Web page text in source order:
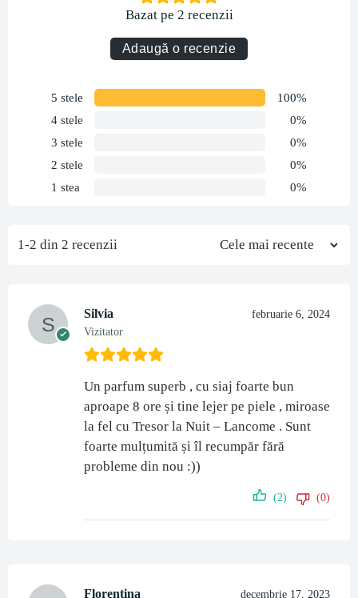
Bazat pe 2 recenzii
Adaugă o recenzie
5 stele
100%
4 stele
0%
3 stele
0%
2 stele
0%
1 stea
0%
1-2 din 2 recenzii
Silvia
Vizitator
februarie 6, 2024
Un parfum superb , cu siaj foarte bun
aproape 8 ore și tine lejer pe piele , miroase
la fel cu Tresor la Nuit – Lancome . Sunt
foarte mulțumită și îl recumpăr fără
probleme din nou :))
(2) (0)
Florentina decembrie 17, 2023